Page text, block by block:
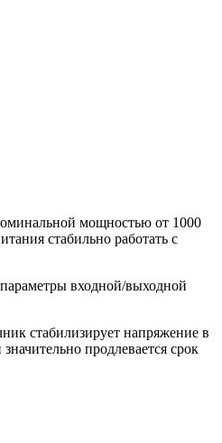
мощностью от 1000
стабильно работать с
входной/выходной
стабилизирует напряжение в
продлевается срок